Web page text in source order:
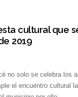
cultural que
2019
no solo se celebra los
el encuentro cultural